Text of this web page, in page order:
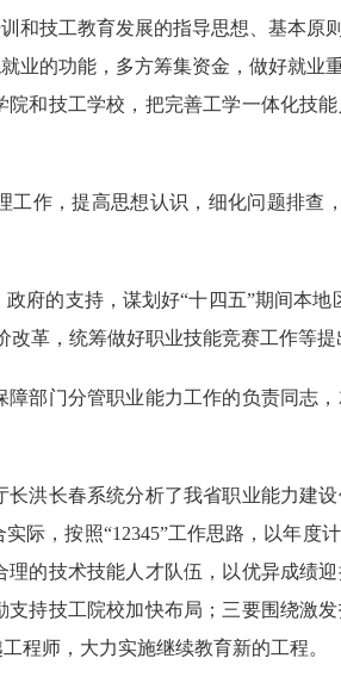
技工教育发展的指导思想、基本原
业的功能，多方筹集资金，做好就业
和技工学校，把完善工学一体化技
，提高思想认识，细化问题排查
的支持，谋划好“十四五”期间本地
革，统筹做好职业技能竞赛工作等提
门分管职业能力工作的负责同志
长春系统分析了我省职业能力建
际，按照“12345”工作思路，以年
的技术技能人才队伍，以优异成绩
持技工院校加快布局；三要围绕激
程师，大力实施继续教育新的工程。